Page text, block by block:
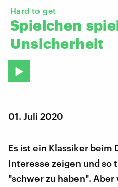
Hard to get
Spielchen
Unsicherheit
01. Juli 2020
Es ist ein Klassiker beim
Interesse zeigen und so
"schwer zu haben".